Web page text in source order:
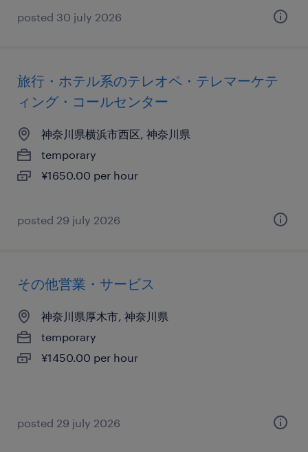
posted 30 july 2026
旅行・ホテル系のテレオペ・テレマーケテ
ィング・コールセンター
神奈川県横浜市西区, 神奈川県
temporary
¥1650.00 per hour
posted 29 july 2026
その他営業・サービス
神奈川県厚木市, 神奈川県
temporary
¥1450.00 per hour
posted 29 july 2026